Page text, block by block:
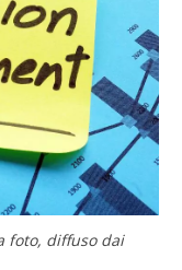
foto, diffuso dai